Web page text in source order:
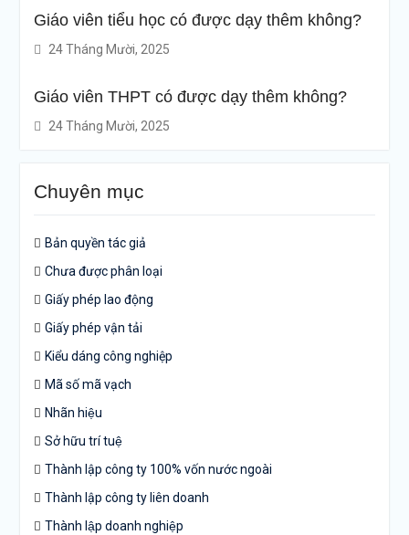
Giáo viên tiểu học có được dạy thêm không?
24 Tháng Mười, 2025
Giáo viên THPT có được dạy thêm không?
24 Tháng Mười, 2025
Chuyên mục
Bản quyền tác giả
Chưa được phân loại
Giấy phép lao động
Giấy phép vận tải
Kiểu dáng công nghiệp
Mã số mã vạch
Nhãn hiệu
Sở hữu trí tuệ
Thành lập công ty 100% vốn nước ngoài
Thành lập công ty liên doanh
Thành lập doanh nghiệp